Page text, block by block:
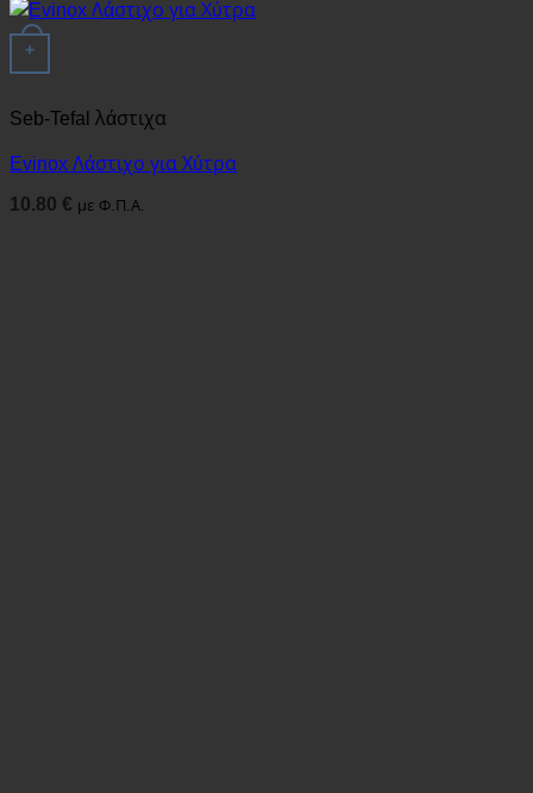
+
Seb-Tefal λάστιχα
Evinox Λάστιχο για Χύτρα
10.80 € με Φ.Π.Α.